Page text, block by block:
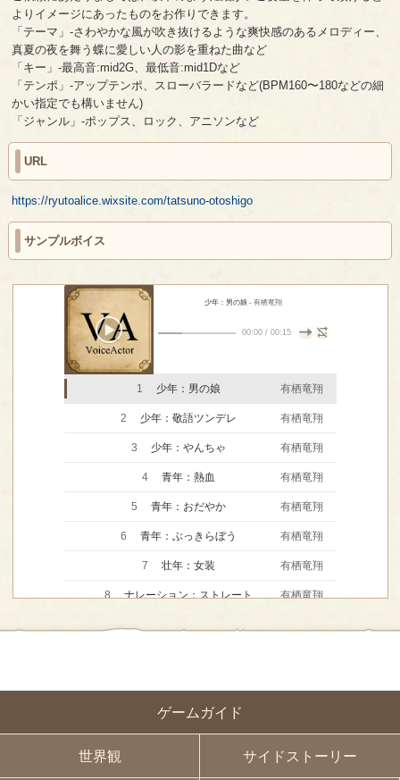
ゲームガイド
世界観 サイドストーリー
よりイメージにあったものをお作りできます。
「テーマ」-さわやかな風が吹き抜けるような爽快感のあるメロディー、
真夏の夜を舞う蝶に愛しい人の影を重ねた曲など
「キー」-最高音:mid2G、最低音:mid1Dなど
「テンポ」-アップテンポ、スローバラードなど(BPM160〜180などの細
かい指定でも構いません)
「ジャンル」-ポップス、ロック、アニソンなど
URL
https://ryutoalice.wixsite.com/tatsuno-otoshigo
サンプルボイス
少年：男の娘 - 有栖竜翔
00:00/ 00:15
1 少年：男の娘 有栖竜翔
2 少年：敬語ツンデレ 有栖竜翔
3 少年：やんちゃ 有栖竜翔
4 青年：熱血 有栖竜翔
5 青年：おだやか 有栖竜翔
6 青年：ぶっきらぼう 有栖竜翔
7 壮年：女装 有栖竜翔
8 ナレーション：ストレート 有栖竜翔
青年：ワンコ系